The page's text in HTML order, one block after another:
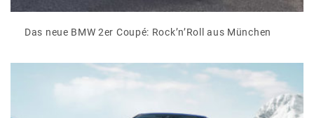
Das neue BMW 2er Coupé: Rock’n’Roll aus München